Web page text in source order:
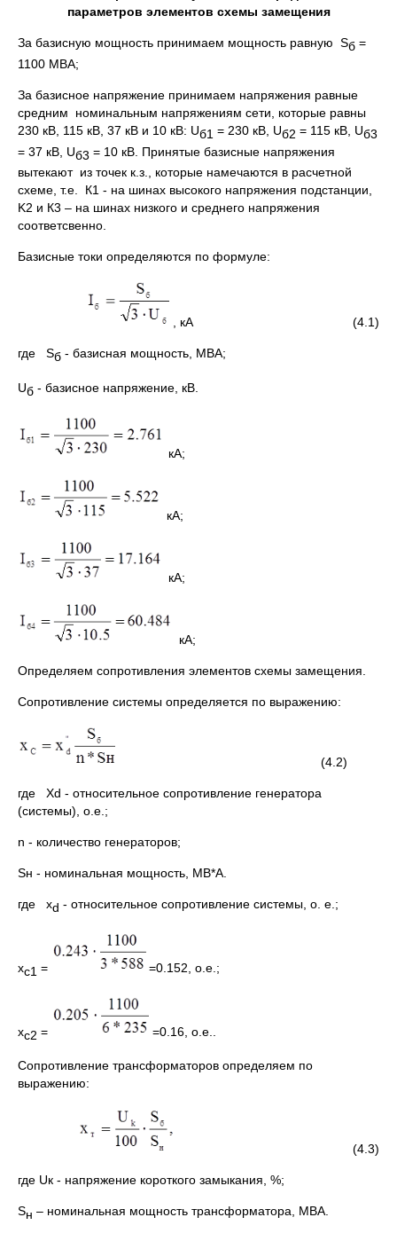
параметров элементов схемы замещения
За базисную мощность принимаем мощность равную Sб =
1100 МВА;
За базисное напряжение принимаем напряжения равные
средним номинальным напряжениям сети, которые равны
230 кВ, 115 кВ, 37 кВ и 10 кВ: Uб1 = 230 кВ, Uб2 = 115 кВ, Uб3
= 37 кВ, Uб3 = 10 кВ. Принятые базисные напряжения
вытекают из точек к.з., которые намечаются в расчетной
схеме, т.е. К1 - на шинах высокого напряжения подстанции,
K2 и К3 – на шинах низкого и среднего напряжения
соответсвенно.
Базисные токи определяются по формуле:
, кА (4.1)
где Sб - базисная мощность, МВА;
Uб - базисное напряжение, кВ.
кА;
кА;
кА;
кА;
Определяем сопротивления элементов схемы замещения.
Сопротивление системы определяется по выражению:
(4.2)
где Хd - относительное сопротивление генератора
(системы), о.е.;
n - количество генераторов;
Sн - номинальная мощность, МВ*А.
где xd - относительное сопротивление системы, о. е.;
xс1 = =0.152, о.е.;
xс2 = =0.16, о.е..
Сопротивление трансформаторов определяем по
выражению:
(4.3)
где Uк - напряжение короткого замыкания, %;
Sн – номинальная мощность трансформатора, МВА.